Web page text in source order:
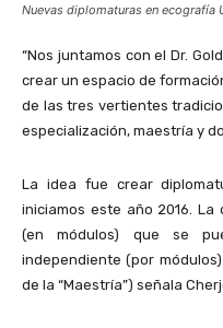
Nuevas diplomaturas en ecografía
“Nos juntamos con el Dr.
crear un espacio de
de las tres vertientes
especialización, maestría y
La idea fue crear
iniciamos este año 2016.
(en módulos) que se
independiente (por
de la “Maestría”) señala